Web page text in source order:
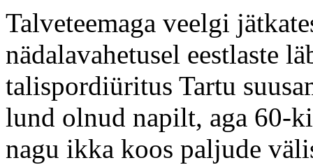
Talveteemaga veelgi
nädalavahetusel eestlaste
talispordiüritus Tartu
lund olnud napilt, aga 60-
nagu ikka koos paljude